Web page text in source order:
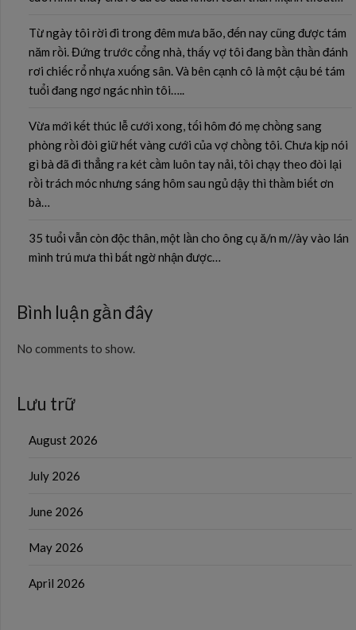
Từ ngày tôi rời đi trong đêm mưa bão, đến nay cũng được tám
năm rồi. Đứng trước cổng nhà, thấy vợ tôi đang bần thần đánh
rơi chiếc rổ nhựa xuống sân. Và bên cạnh cô là một cậu bé tám
tuổi đang ngơ ngác nhìn tôi…..
Vừa mới kết thúc lễ cưới xong, tối hôm đó mẹ chồng sang
phòng rồi đòi giữ hết vàng cưới của vợ chồng tôi. Chưa kịp nói
gì bà đã đi thẳng ra két cầm luôn tay nải, tôi chạy theo đòi lại
rồi trách móc nhưng sáng hôm sau ngủ dậy thì thầm biết ơn
bà…
35 tuổi vẫn còn độc thân, một lần cho ông cụ ă/n m//ày vào lán
mình trú mưa thì bất ngờ nhận được…
Bình luận gần đây
No comments to show.
Lưu trữ
August 2026
July 2026
June 2026
May 2026
April 2026